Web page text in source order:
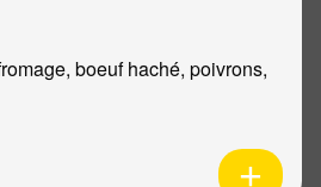
boeuf haché, poivrons,